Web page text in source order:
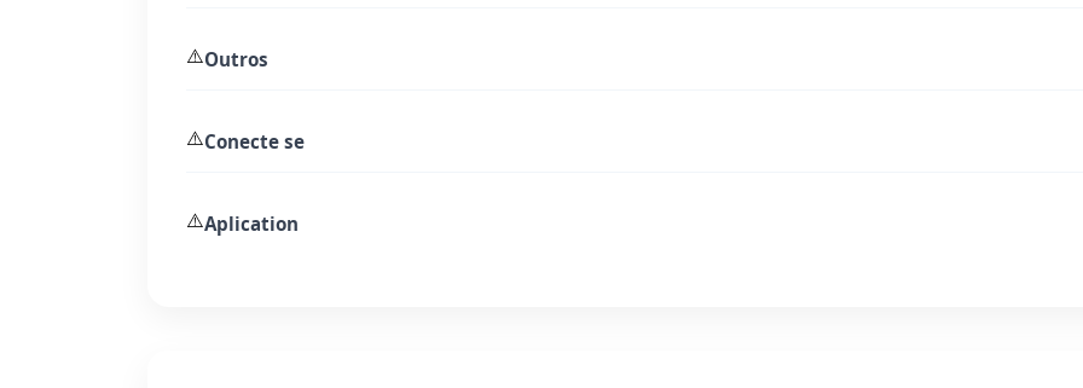
⚠️Outros
⚠️Conecte se
⚠️Aplication